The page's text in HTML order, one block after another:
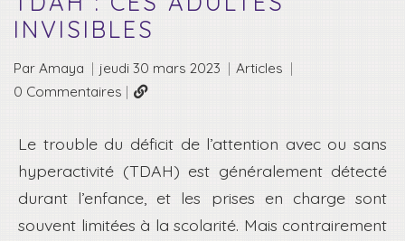
INVISIBLES
Par Amaya | jeudi 30 mars 2023 | Articles |
0 Commentaires |
Le trouble du déficit de l’attention avec ou sans
hyperactivité (TDAH) est généralement détecté
durant l’enfance, et les prises en charge sont
souvent limitées à la scolarité. Mais contrairement